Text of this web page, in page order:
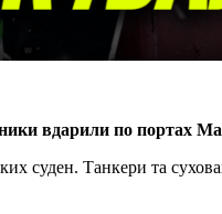
вдарили по портах
суден. Танкери та